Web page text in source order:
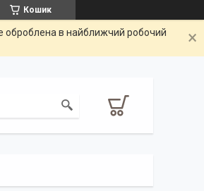
Кошик
оброблена в найближчий робочий